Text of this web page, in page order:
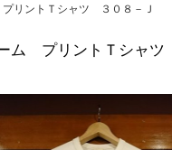
リントＴシャツ ３０８－Ｊ
ム プリントＴシャ